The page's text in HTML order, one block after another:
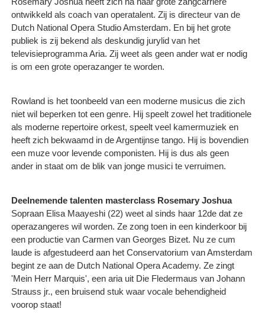
ontwikkeld als coach van operatalent. Zij is directeur van de
Dutch National Opera Studio Amsterdam. En bij het grote
publiek is zij bekend als deskundig jurylid van het
televisieprogramma Aria. Zij weet als geen ander wat er nodig
is om een grote operazanger te worden.
Rowland is het toonbeeld van een moderne musicus die zich
niet wil beperken tot een genre. Hij speelt zowel het traditionele
als moderne repertoire orkest, speelt veel kamermuziek en
heeft zich bekwaamd in de Argentijnse tango. Hij is bovendien
een muze voor levende componisten. Hij is dus als geen
ander in staat om de blik van jonge musici te verruimen.
Deelnemende talenten masterclass Rosemary Joshua
Sopraan Elisa Maayeshi (22) weet al sinds haar 12de dat ze
operazangeres wil worden. Ze zong toen in een kinderkoor bij
een productie van Carmen van Georges Bizet. Nu ze cum
laude is afgestudeerd aan het Conservatorium van Amsterdam
begint ze aan de Dutch National Opera Academy. Ze zingt
'Mein Herr Marquis', een aria uit Die Fledermaus van Johann
Strauss jr., een bruisend stuk waar vocale behendigheid
voorop staat!